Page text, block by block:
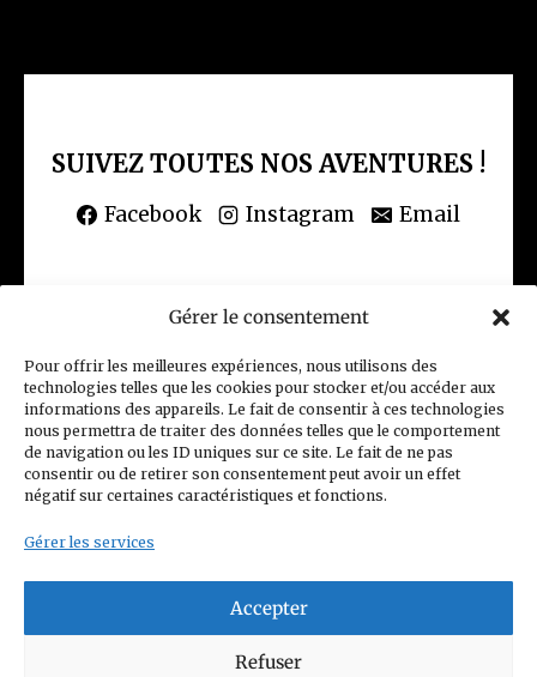
Gérer le consentement
Pour offrir les meilleures expériences, nous utilisons des
technologies telles que les cookies pour stocker et/ou accéder aux
informations des appareils. Le fait de consentir à ces technologies
nous permettra de traiter des données telles que le comportement
de navigation ou les ID uniques sur ce site. Le fait de ne pas
consentir ou de retirer son consentement peut avoir un effet
négatif sur certaines caractéristiques et fonctions.
Gérer les services
Accepter
Refuser
SUIVEZ TOUTES NOS AVENTURES !
Facebook Instagram Email
(CGV) Conditions générales de vente
Politique de confidentialité
Charte Club Privé
Contact
Politique de cookies (UE)
© 2026 Figurines Family
Siret n°: 93352208800014